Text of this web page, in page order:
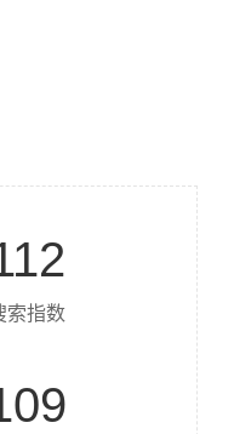
索指数